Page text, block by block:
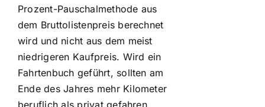
Prozent-Pauschalmethode aus
dem Bruttolistenpreis berechnet
wird und nicht aus dem meist
niedrigeren Kaufpreis. Wird ein
Fahrtenbuch geführt, sollten am
Ende des Jahres mehr Kilometer
beruflich als privat gefahren